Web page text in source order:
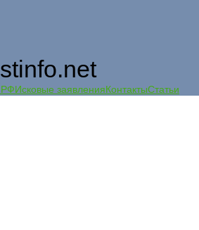
РФИсковые заявленияКонтактыСтатьи